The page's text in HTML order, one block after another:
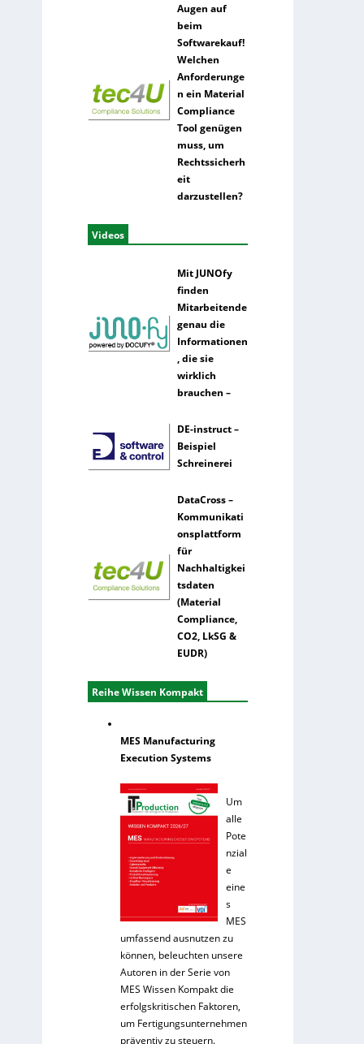
Augen auf
beim
Softwarekauf!
Welchen
Anforderunge
n ein Material
Compliance
Tool genügen
muss, um
Rechtssicherh
eit
darzustellen?
Videos
Mit JUNOfy
finden
Mitarbeitende
genau die
Informationen
, die sie
wirklich
brauchen –
DE-instruct –
Beispiel
Schreinerei
DataCross –
Kommunikati
onsplattform
für
Nachhaltigkei
tsdaten
(Material
Compliance,
CO2, LkSG &
EUDR)
Reihe Wissen Kompakt
MES Manufacturing
Execution Systems
Um
alle
Pote
nzial
e
eine
s
MES
umfassend ausnutzen zu
können, beleuchten unsere
Autoren in der Serie von
MES Wissen Kompakt die
erfolgskritischen Faktoren,
um Fertigungsunternehmen
präventiv zu steuern.